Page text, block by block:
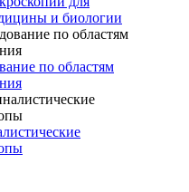
и биологии
по областям